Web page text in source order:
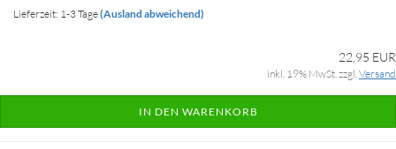
Lieferzeit: 1-3 Tage(Ausland abweichend)
22,95 EUR
inkl. 19% MwSt. zzgl. Versand
IN DEN WARENKORB